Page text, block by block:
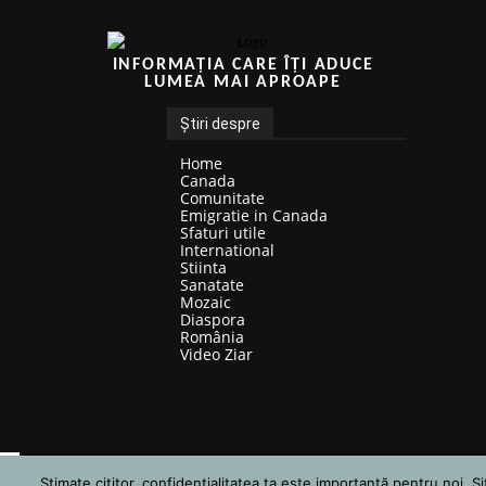
INFORMAȚIA CARE ÎȚI ADUCE
LUMEA MAI APROAPE
Știri despre
Home
Canada
Comunitate
Emigratie in Canada
Sfaturi utile
International
Stiinta
Sanatate
Mozaic
Diaspora
România
Video Ziar
© ZigZag Român-Canadian. Toate dreptirile rezervate | Website created by PC